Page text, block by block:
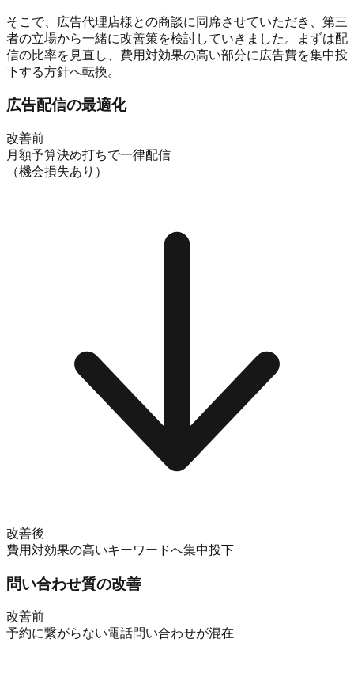
そこで、広告代理店様との商談に同席させていただき、 第三
者の立場から一緒に改善策を検討していきました。まずは配
信の比率を見直し、費用対効果の高い部分に広告費を集中投
下する方針へ転換。
広告配信の最適化
改善前
月額予算決め打ちで一律配信
（機会損失あり）
改善後
費用対効果の高いキーワードへ集中投下
問い合わせ質の改善
改善前
予約に繋がらない電話問い合わせが混在